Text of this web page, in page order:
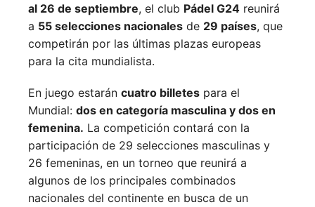
al 26 de septiembre, el club Pádel G24 reunirá
a 55 selecciones nacionales de 29 países, que
competirán por las últimas plazas europeas
para la cita mundialista.
En juego estarán cuatro billetes para el
Mundial: dos en categoría masculina y dos en
femenina. La competición contará con la
participación de 29 selecciones masculinas y
26 femeninas, en un torneo que reunirá a
algunos de los principales combinados
nacionales del continente en busca de un